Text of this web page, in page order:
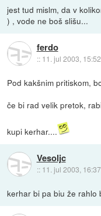
jest tud mislm, da v
) , vode ne boš slišu...
ferdo
:: 11. jul 2003, 15:52
Pod kakšnim pritiskom,
če bi rad velik pretok,
kupi kerhar....
Vesoljc
:: 11. jul 2003, 16:37
kerhar bi pa biu že rahlo